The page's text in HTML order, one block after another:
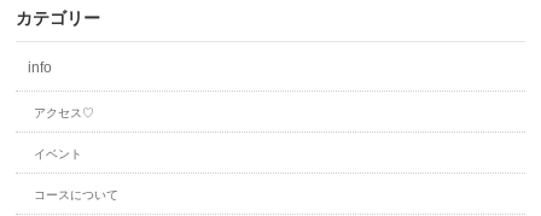
カテゴリー
info
アクセス♡
イベント
コースについて